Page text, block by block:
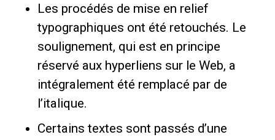
Les procédés de mise en relief
typographiques ont été retouchés. Le
soulignement, qui est en principe
réservé aux hyperliens sur le Web, a
intégralement été remplacé par de
l’italique.
Certains textes sont passés d’une